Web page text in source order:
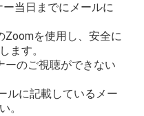
当日までにメールに
Zoomを使用し、安全に
ます。
ーのご視聴ができない
ルに記載しているメー
。